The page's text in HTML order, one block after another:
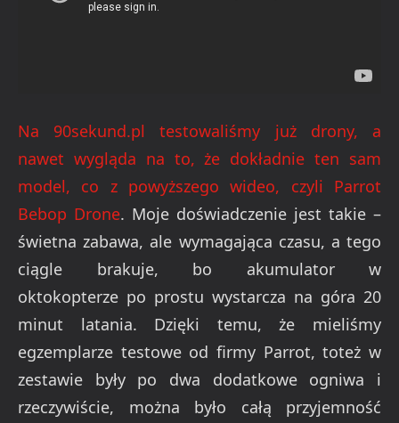
Na 90sekund.pl testowaliśmy już drony, a
nawet wygląda na to, że dokładnie ten sam
model, co z powyższego wideo, czyli Parrot
Bebop Drone. Moje doświadczenie jest takie –
świetna zabawa, ale wymagająca czasu, a tego
ciągle brakuje, bo akumulator w
oktokopterze po prostu wystarcza na góra 20
minut latania. Dzięki temu, że mieliśmy
egzemplarze testowe od firmy Parrot, toteż w
zestawie były po dwa dodatkowe ogniwa i
rzeczywiście, można było całą przyjemność